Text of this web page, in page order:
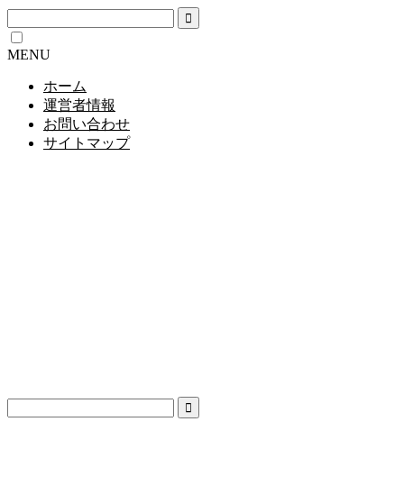
MENU
ホーム
運営者情報
お問い合わせ
サイトマップ